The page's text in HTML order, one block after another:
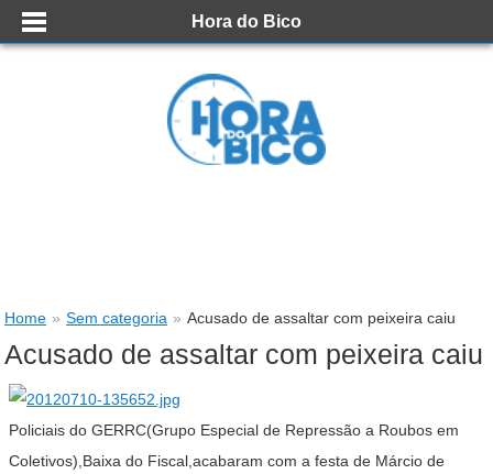
Hora do Bico
Home » Sem categoria » Acusado de assaltar com peixeira caiu
Acusado de assaltar com peixeira caiu
Policiais do GERRC(Grupo Especial de Repressão a Roubos em
Coletivos),Baixa do Fiscal,acabaram com a festa de Márcio de